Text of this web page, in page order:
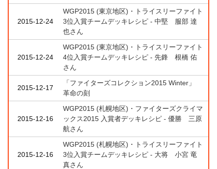
2015-12-24
WGP2015 (東京地区)・トライスリーファイト
3位入賞チームデッキレシピ - 中堅 服部 達
也さん
2015-12-24
WGP2015 (東京地区)・トライスリーファイト
4位入賞チームデッキレシピ - 先鋒 根橋 佑
さん
2015-12-17
「ファイターズコレクション2015 Winter」
革命の刻
2015-12-16
WGP2015 (札幌地区)・ファイターズクライマ
ックス2015 入賞者デッキレシピ - 優勝 三原
航さん
2015-12-16
WGP2015 (札幌地区)・トライスリーファイト
3位入賞チームデッキレシピ - 大将 小宮 竜
真さん